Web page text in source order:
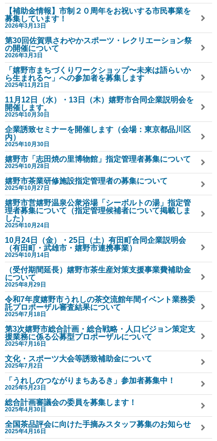
【補助金情報】市制２０周年をお祝いする市民事業を
募集しています！
2026年3月13日
第30回佐賀県さわやかスポーツ・レクリエーション祭
の開催について
2026年3月3日
「嬉野市まちづくりワークショップ〜未来は語らいか
ら生まれる〜」への参加者を募集します
2025年11月21日
11月12日（水）・13日（木）嬉野市合同企業説明会を
開催します。
2025年10月30日
企業誘致セミナーを開催します（会場：東京都品川区
内）
2025年10月30日
嬉野市「志田焼の里博物館」指定管理者募集について
2025年10月28日
嬉野市茶業研修施設指定管理者の募集について
2025年10月27日
嬉野市営嬉野温泉公衆浴場「シーボルトの湯」指定管
理者募集について（指定管理候補者について掲載しま
した）
2025年10月24日
10月24日（金）・25日（土）有田町合同企業説明会
（有田町・武雄市・嬉野市連携事業）
2025年10月14日
（受付期間延長）嬉野市茶生産対策支援事業費補助金
について
2025年8月29日
令和7年度嬉野市うれしの茶交流館年間イベント業務委
託プロポーザル審査結果について
2025年7月18日
第3次嬉野市総合計画・総合戦略・人口ビジョン策定支
援業務に係る公募型プロポーザルについて
2025年7月16日
文化・スポーツ大会等誘致補助金について
2025年7月2日
「うれしのつながりまちあるき」参加者募集中！
2025年5月23日
総合計画審議会の委員を募集します！
2025年4月30日
全国茶品評会に向けた手摘みスタッフ募集のお知らせ
2025年4月16日